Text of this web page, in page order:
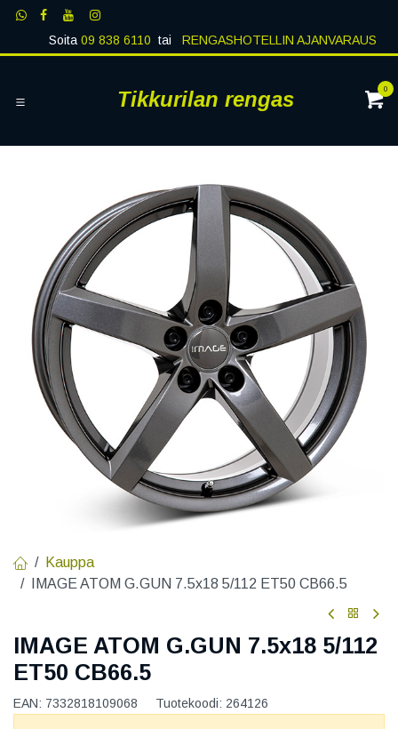
Siirry sisältöön
Soita09 838 6110 tai RENGASHOTELLIN AJANVARAUS
Tikkurilan rengas 0
Kauppa
IMAGE ATOM G.GUN 7.5x18 5/112 ET50 CB66.5
IMAGE ATOM G.GUN 7.5x18 5/112
ET50 CB66.5
EAN: 7332818109068 Tuotekoodi: 264126